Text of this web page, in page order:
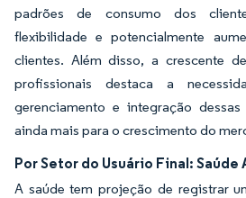
padrões de consumo dos
flexibilidade e potencialmente
clientes. Além disso, a crescente
profissionais destaca a
gerenciamento e integração
ainda mais para o crescimento do
Por Setor do Usuário Final: Saúde
A saúde tem projeção de registrar